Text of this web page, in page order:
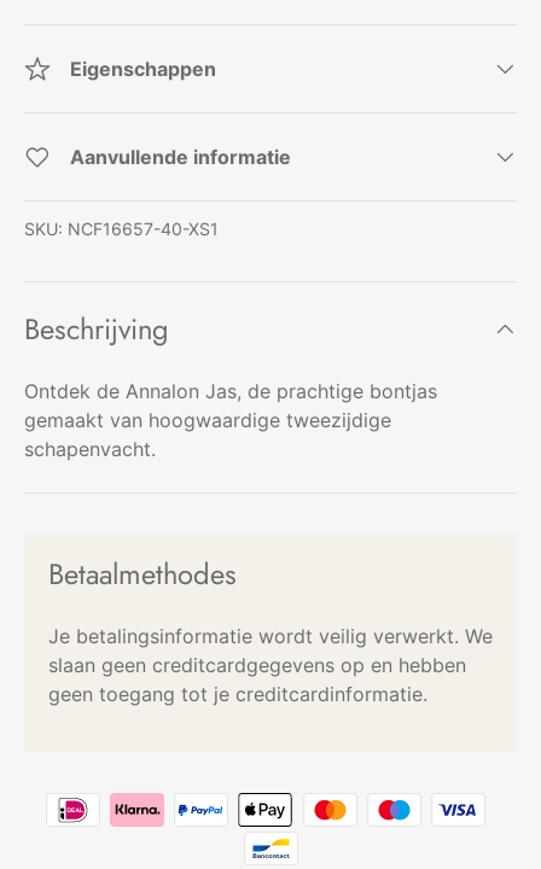
Eigenschappen
Aanvullende informatie
SKU: NCF16657-40-XS1
Beschrijving
Ontdek de Annalon Jas, de prachtige bontjas
gemaakt van hoogwaardige tweezijdige
schapenvacht.
Betaalmethodes
Je betalingsinformatie wordt veilig verwerkt. We
slaan geen creditcardgegevens op en hebben
geen toegang tot je creditcardinformatie.